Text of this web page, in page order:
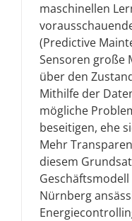
maschinellen
(Predictive
Sensoren große
über den
Mithilfe der
mögliche
beseitigen, ehe
Mehr
diesem
Nürnberg